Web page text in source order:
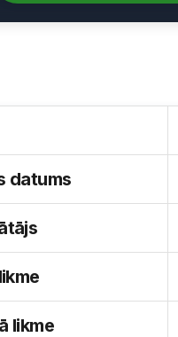
datums
likme